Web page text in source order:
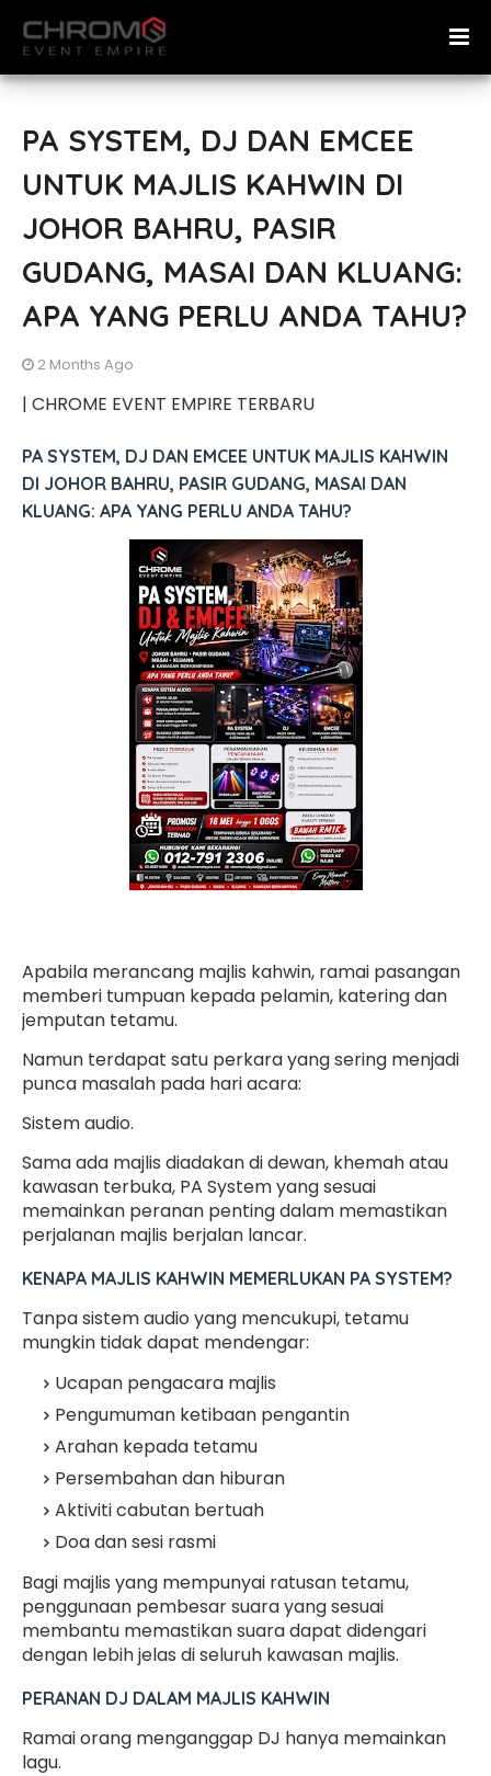
PA SYSTEM, DJ DAN EMCEE
UNTUK MAJLIS KAHWIN DI
JOHOR BAHRU, PASIR
GUDANG, MASAI DAN KLUANG:
APA YANG PERLU ANDA TAHU?
2 Months Ago
| CHROME EVENT EMPIRE TERBARU
PA SYSTEM, DJ DAN EMCEE UNTUK MAJLIS KAHWIN
DI JOHOR BAHRU, PASIR GUDANG, MASAI DAN
KLUANG: APA YANG PERLU ANDA TAHU?
Apabila merancang majlis kahwin, ramai pasangan
memberi tumpuan kepada pelamin, katering dan
jemputan tetamu.
Namun terdapat satu perkara yang sering menjadi
punca masalah pada hari acara:
Sistem audio.
Sama ada majlis diadakan di dewan, khemah atau
kawasan terbuka, PA System yang sesuai
memainkan peranan penting dalam memastikan
perjalanan majlis berjalan lancar.
KENAPA MAJLIS KAHWIN MEMERLUKAN PA SYSTEM?
Tanpa sistem audio yang mencukupi, tetamu
mungkin tidak dapat mendengar:
Ucapan pengacara majlis
Pengumuman ketibaan pengantin
Arahan kepada tetamu
Persembahan dan hiburan
Aktiviti cabutan bertuah
Doa dan sesi rasmi
Bagi majlis yang mempunyai ratusan tetamu,
penggunaan pembesar suara yang sesuai
membantu memastikan suara dapat didengari
dengan lebih jelas di seluruh kawasan majlis.
PERANAN DJ DALAM MAJLIS KAHWIN
Ramai orang menganggap DJ hanya memainkan
lagu.